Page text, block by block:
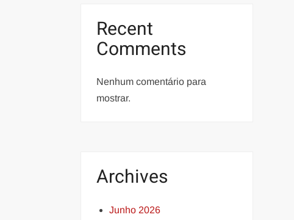
Recent
Comments
Nenhum comentário para
mostrar.
Archives
Junho 2026